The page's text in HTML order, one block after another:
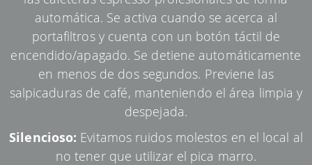
automática. Se activa cuando se acerca al
portafiltros y cuenta con un botón táctil de
encendido/apagado. Se detiene automáticamente
en menos de dos segundos. Previene las
salpicaduras de café, manteniendo el área limpia y
despejada.
Silencioso: Evitamos ruidos molestos en el local al
no tener que utilizar el pica marro.